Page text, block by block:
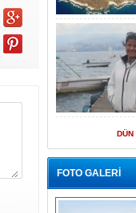
DÜN
FOTO GALERİ